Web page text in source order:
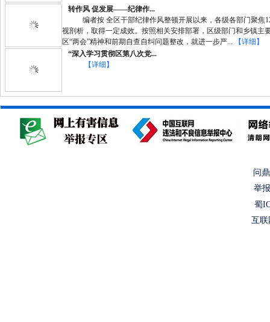
转作风 促发展——纪律作...
编者按 全区干部纪律作风整顿开展以来，各级各部门聚焦
视剖析，取得一定成效。按照相关安排部署，区级部门和乡镇主
区“两会”精神和前期自查自纠问题整改，就进一步严...
【详细】
“深入学习贯彻区第八次党...
【详细】
问
举
蜀
互联